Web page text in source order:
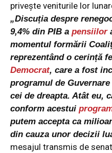
privește veniturile lor
„Discuția despre
9,4% din PIB a pensiilor
momentul formării
reprezentând o cerință
Democrat, care a fost
programul de
cei de dreapta. Atât eu,
conform acestui
putem accepta ca
din cauza unor decizii
mesajul transmis de